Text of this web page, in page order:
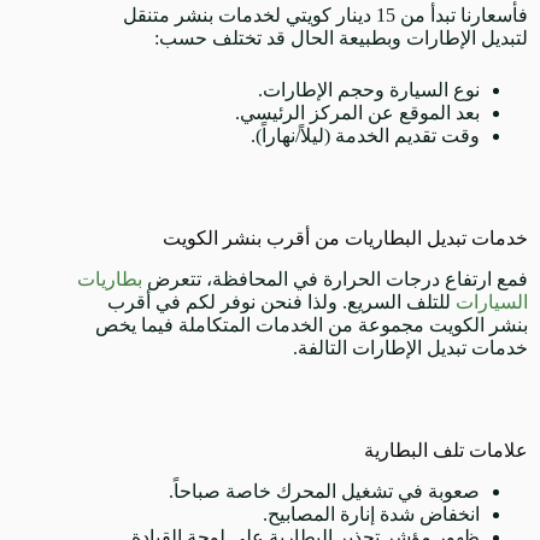
فأسعارنا تبدأ من 15 دينار كويتي لخدمات بنشر متنقل
لتبديل الإطارات وبطبيعة الحال قد تختلف حسب:
نوع السيارة وحجم الإطارات.
بعد الموقع عن المركز الرئيسي.
وقت تقديم الخدمة (ليلاً/نهاراً).
خدمات تبديل البطاريات من أقرب بنشر الكويت
فمع ارتفاع درجات الحرارة في المحافظة، تتعرض بطاريات
السيارات للتلف السريع. ولذا فنحن نوفر لكم في أقرب
بنشر الكويت مجموعة من الخدمات المتكاملة فيما يخص
خدمات تبديل الإطارات التالفة.
علامات تلف البطارية
صعوبة في تشغيل المحرك خاصة صباحاً.
انخفاض شدة إنارة المصابيح.